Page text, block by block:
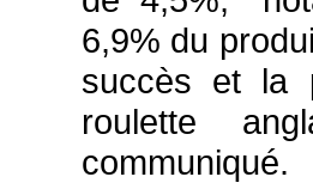
6,9% du
succès et la
roulette
communiqué.